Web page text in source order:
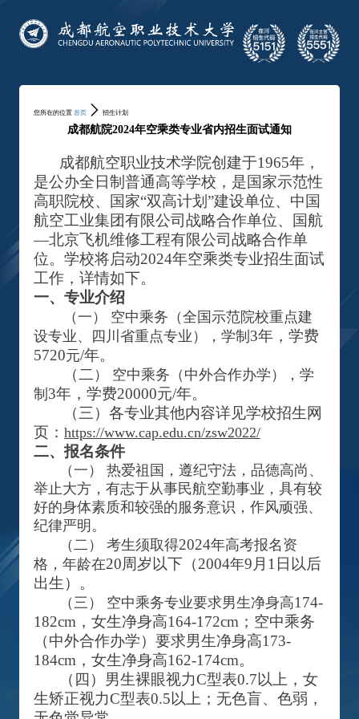
您所在的位置 首页 招生计划
成都航院2024年空乘类专业省内招生面试通知
成都航空职业技术学院创建于1965年，
是公办全日制普通高等学校，是国家示范性
高职院校、国家“双高计划”建设单位、中国
航空工业集团有限公司战略合作单位、国航
—北京飞机维修工程有限公司战略合作单
位。学校将启动2024年空乘类专业招生面试
工作，详情如下。
一、专业介绍
（一）
空中乘务（全国示范院校重点建
设专业、四川省重点专业），学制 3年，学费
5720元/年。
（二 ）
空中乘务（中外合作办学），学
制 3年，学费20000元/年。
（三）各专业其他内容详见学校招生网
页： https://www.cap.edu.cn/zsw2022/
二、报名条件
（一）
热爱祖国，遵纪守法，品德高尚、
举止大方，有志于从事民航空勤事业，具有较
好的身体素质和较强的服务意识，作风顽强、
纪律严明。
（二）
考生须取得2024年高考报名资
格，年龄在20周岁以下（2004年9月1日以后
出生）。
（三） 空中乘务专业要求男生净身高174-
182cm，女生净身高164-172cm；空中乘务
（中外合作办学）要求男生净身高173-
184cm，女生净身高162-174cm。
（四）男生裸眼视力C型表0.7以上，女
生矫正视力C型表0.5以上；无色盲、色弱，